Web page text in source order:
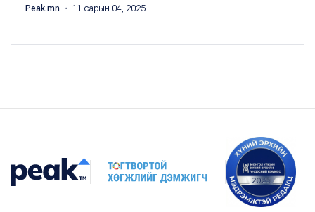
Peak.mn ・ 11 сарын 04, 2025